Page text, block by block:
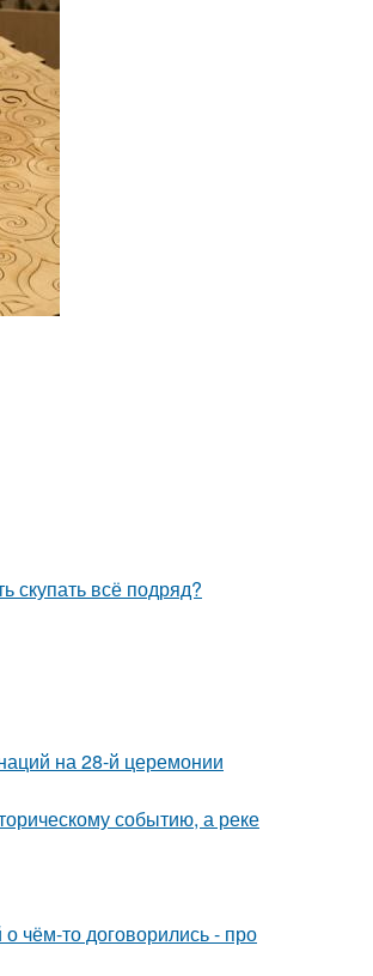
скупать всё подряд?
на 28-й церемонии
событию, а реке
чём-то договорились - про